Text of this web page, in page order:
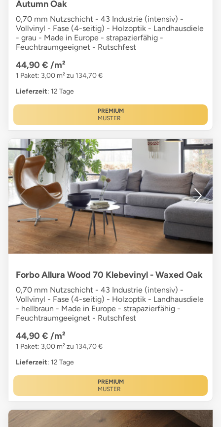
Autumn Oak
0,70 mm Nutzschicht - 43 Industrie (intensiv) -
Vollvinyl - Fase (4-seitig) - Holzoptik - Landhausdiele
- grau - Made in Europe - strapazierfähig -
Feuchtraumgeeignet - Rutschfest
44,90 € /m²
1 Paket: 3,00 m² zu 134,70 €
Lieferzeit: 12 Tage
PREMIUM
MUSTER
Forbo Allura Wood 70 Klebevinyl - Waxed Oak
0,70 mm Nutzschicht - 43 Industrie (intensiv) -
Vollvinyl - Fase (4-seitig) - Holzoptik - Landhausdiele
- hellbraun - Made in Europe - strapazierfähig -
Feuchtraumgeeignet - Rutschfest
44,90 € /m²
1 Paket: 3,00 m² zu 134,70 €
Lieferzeit: 12 Tage
PREMIUM
MUSTER